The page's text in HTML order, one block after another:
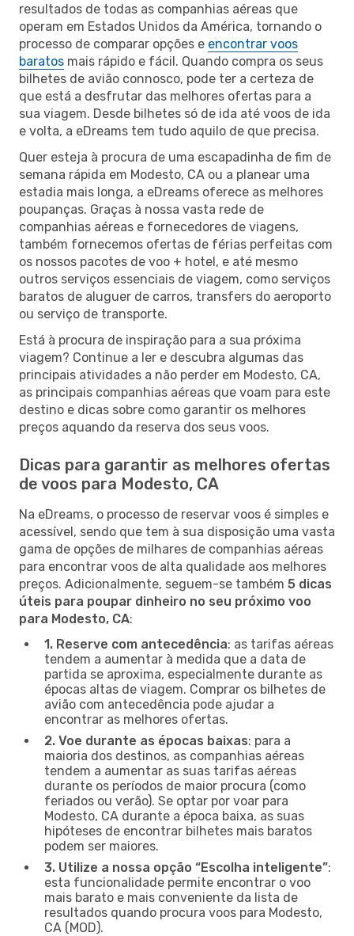
resultados de todas as companhias aéreas que
operam em Estados Unidos da América, tornando o
processo de comparar opções e encontrar voos
baratos mais rápido e fácil. Quando compra os seus
bilhetes de avião connosco, pode ter a certeza de
que está a desfrutar das melhores ofertas para a
sua viagem. Desde bilhetes só de ida até voos de ida
e volta, a eDreams tem tudo aquilo de que precisa.
Quer esteja à procura de uma escapadinha de fim de
semana rápida em Modesto, CA ou a planear uma
estadia mais longa, a eDreams oferece as melhores
poupanças. Graças à nossa vasta rede de
companhias aéreas e fornecedores de viagens,
também fornecemos ofertas de férias perfeitas com
os nossos pacotes de voo + hotel, e até mesmo
outros serviços essenciais de viagem, como serviços
baratos de aluguer de carros, transfers do aeroporto
ou serviço de transporte.
Está à procura de inspiração para a sua próxima
viagem? Continue a ler e descubra algumas das
principais atividades a não perder em Modesto, CA,
as principais companhias aéreas que voam para este
destino e dicas sobre como garantir os melhores
preços aquando da reserva dos seus voos.
Dicas para garantir as melhores ofertas
de voos para Modesto, CA
Na eDreams, o processo de reservar voos é simples e
acessível, sendo que tem à sua disposição uma vasta
gama de opções de milhares de companhias aéreas
para encontrar voos de alta qualidade aos melhores
preços. Adicionalmente, seguem-se também 5 dicas
úteis para poupar dinheiro no seu próximo voo
para Modesto, CA:
1. Reserve com antecedência: as tarifas aéreas
tendem a aumentar à medida que a data de
partida se aproxima, especialmente durante as
épocas altas de viagem. Comprar os bilhetes de
avião com antecedência pode ajudar a
encontrar as melhores ofertas.
2. Voe durante as épocas baixas: para a
maioria dos destinos, as companhias aéreas
tendem a aumentar as suas tarifas aéreas
durante os períodos de maior procura (como
feriados ou verão). Se optar por voar para
Modesto, CA durante a época baixa, as suas
hipóteses de encontrar bilhetes mais baratos
podem ser maiores.
3. Utilize a nossa opção “Escolha inteligente”:
esta funcionalidade permite encontrar o voo
mais barato e mais conveniente da lista de
resultados quando procura voos para Modesto,
CA (MOD).